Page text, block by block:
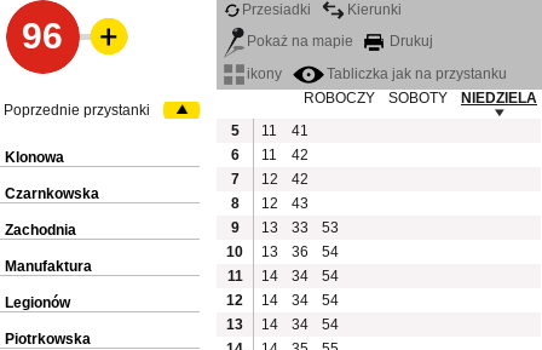
96
Przesiadki
Kierunki
Pokaż na mapie
Drukuj
ikony
Tabliczka jak na przystanku
ROBOCZY
SOBOTY
NIEDZIELA
5
11
41
6
11
42
7
12
42
8
12
43
9
13 33
53
10
13 36
54
11
14 34
54
12
14 34
54
13
14 34
54
Poprzednie przystanki
Klonowa
Czarnkowska
Zachodnia
Manufaktura
Legionów
Piotrkowska